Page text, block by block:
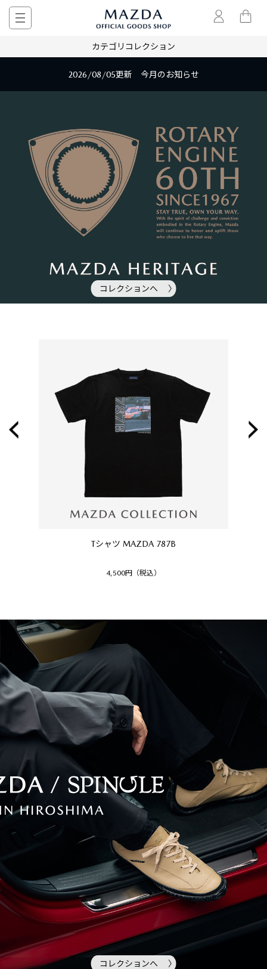
カテゴリ コレクション
2026/08/05更新 今月のお知らせ
コレクションへ 〉
Tシャツ MAZDA 787B
4,500円（税込）
コレクションへ 〉